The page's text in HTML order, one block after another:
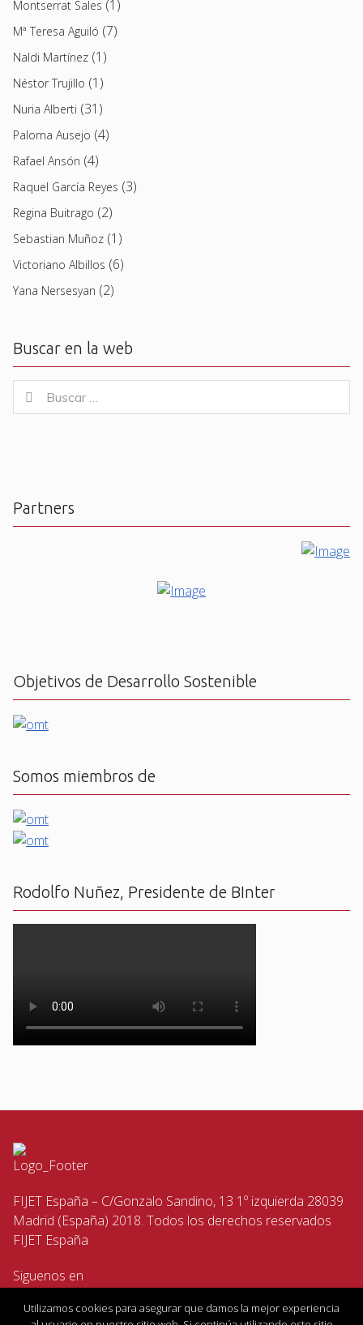
Montserrat Sales (1)
Mª Teresa Aguiló (7)
Naldi Martínez (1)
Néstor Trujillo (1)
Nuria Alberti (31)
Paloma Ausejo (4)
Rafael Ansón (4)
Raquel García Reyes (3)
Regina Buitrago (2)
Sebastian Muñoz (1)
Victoriano Albillos (6)
Yana Nersesyan (2)
Buscar en la web
for:
Buscar
Partners
Objetivos de Desarrollo Sostenible
Somos miembros de
Rodolfo Nuñez, Presidente de BInter
FIJET España – C/Gonzalo Sandino, 13 1º izquierda 28039
Madrid (España) 2018. Todos los derechos reservados
FIJET España
Siguenos en
Utilizamos cookies para asegurar que damos la mejor experiencia